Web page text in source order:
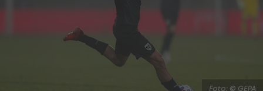
Foto: © GEPA